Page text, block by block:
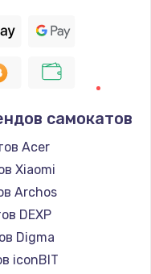
самокатов
Acer
Xiaomi
Archos
DEXP
Digma
iconBIT